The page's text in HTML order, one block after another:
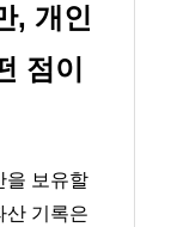
, 개인
점이
을 보유할
산 기록은